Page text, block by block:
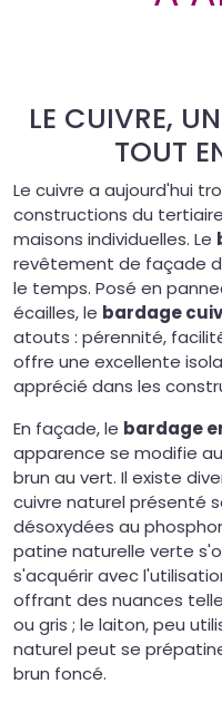
LE CUIVRE,
TOUT
Le cuivre a aujourd'hui
constructions du
maisons individuelles. Le
revêtement de façade
le temps. Posé en
écailles, le bardage
atouts : pérennité,
offre une excellente
apprécié dans les
En façade, le bardage
apparence se modifie
brun au vert. Il existe
cuivre naturel présenté
désoxydées au
patine naturelle verte
s'acquérir avec
offrant des nuances
ou gris ; le laiton, peu
naturel peut se
brun foncé.